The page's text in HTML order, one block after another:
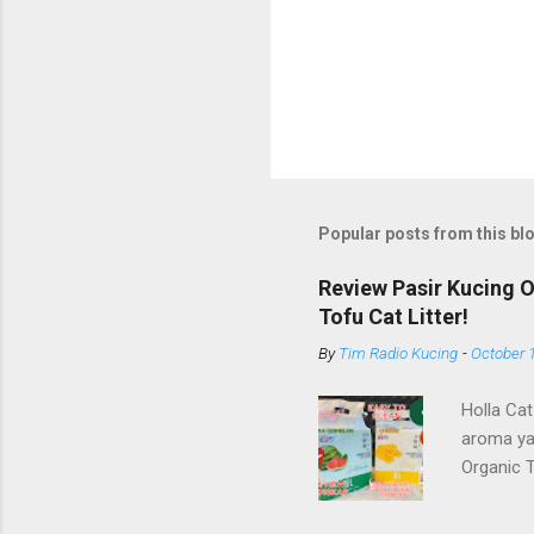
Popular posts from this
Review Pasir Kucing
Tofu Cat Litter!
ByTim Radio Kucing -October
Holla
aroma
Organic